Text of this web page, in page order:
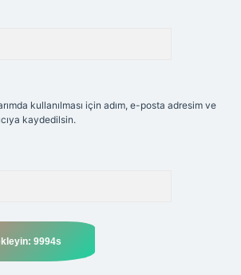
kullanılması için adım, e-posta adresim ve
kaydedilsin.